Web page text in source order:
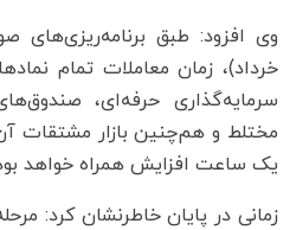
خرداد)، زمان معاملات تمام
سرمایه‌گذاری حرفه‌ای،
مختلط و هم‌چنین بازار مشتقات
یک ساعت افزایش همراه خواهد